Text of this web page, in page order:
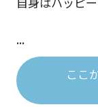
...
ここ